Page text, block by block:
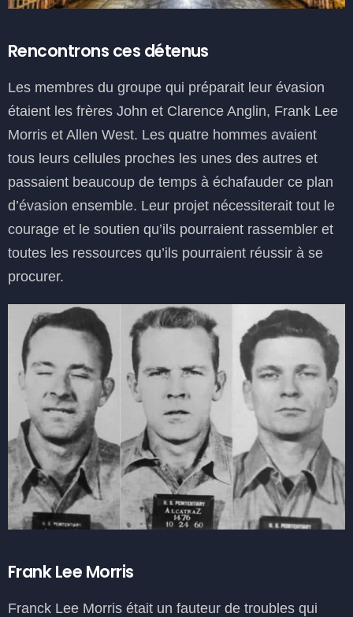
Rencontrons ces détenus
Les membres du groupe qui préparait leur évasion
étaient les frères John et Clarence Anglin, Frank Lee
Morris et Allen West. Les quatre hommes avaient
tous leurs cellules proches les unes des autres et
passaient beaucoup de temps à échafauder ce plan
d’évasion ensemble. Leur projet nécessiterait tout le
courage et le soutien qu’ils pourraient rassembler et
toutes les ressources qu’ils pourraient réussir à se
procurer.
Frank Lee Morris
Franck Lee Morris était un fauteur de troubles qui